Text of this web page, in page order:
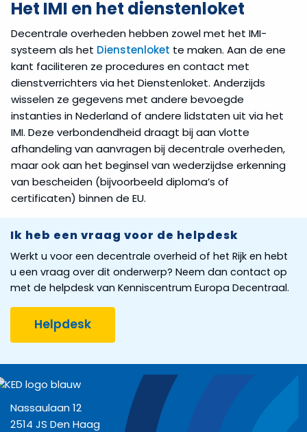
Het IMI en het dienstenloket
Decentrale overheden hebben zowel met het IMI-
systeem als het Dienstenloket te maken. Aan de ene
kant faciliteren ze procedures en contact met
dienstverrichters via het Dienstenloket. Anderzijds
wisselen ze gegevens met andere bevoegde
instanties in Nederland of andere lidstaten uit via het
IMI. Deze verbondendheid draagt bij aan vlotte
afhandeling van aanvragen bij decentrale overheden,
maar ook aan het beginsel van wederzijdse erkenning
van bescheiden (bijvoorbeeld diploma’s of
certificaten) binnen de EU.
Ik heb een vraag voor de helpdesk
Werkt u voor een decentrale overheid of het Rijk en hebt
u een vraag over dit onderwerp? Neem dan contact op
met de helpdesk van Kenniscentrum Europa Decentraal.
Helpdesk
Nassaulaan 12
2514 JS Den Haag